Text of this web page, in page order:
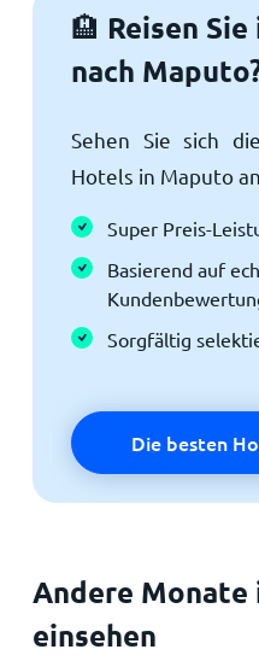
🏨 Reisen
nach
Sehen Sie sich
Hotels in Maputo an.
Super Preis-
Basierend auf
Sorgfältig
Die besten
Andere Monate
einsehen